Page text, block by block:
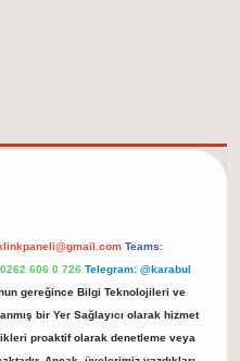
Teams:
606 0 726 Telegram: @karabul
gereğince Bilgi Teknolojileri ve
bir Yer Sağlayıcı olarak hizmet
proaktif olarak denetleme veya